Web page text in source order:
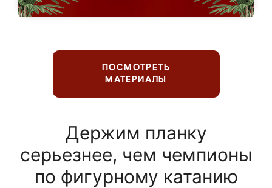
ПОСМОТРЕТЬ
МАТЕРИАЛЫ
Держим планку
серьезнее, чем чемпионы
по фигурному катанию